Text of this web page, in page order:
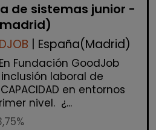
de sistemas junior -
| España(Madrid)
Fundación GoodJob
laboral de
en entornos
nivel. ¿...